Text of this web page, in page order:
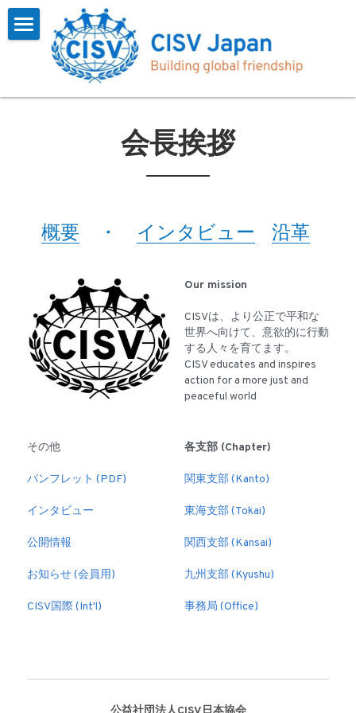
Home
CISV Journey
沿革
参加するには
会員用
お知らせ
フォーム
アーカイブス
公開情報
検索
会長挨拶
概要 ・ インタビュー 沿革
Our mission
CISVは、より公正で平和な
世界へ向けて、意欲的に行動
する人々を育てます。
CISV educates and inspires
action for a more just and
peaceful world
その他
パンフレット (PDF)
インタビュー
公開情報
お知らせ (会員用)
CISV国際 (Int'l)
各支部 (Chapter)
関東支部 (Kanto)
東海支部 (Tokai)
関西支部 (Kansai)
九州支部 (Kyushu)
事務局 (Office)
ブログカテゴリー
すべてのカテゴリ